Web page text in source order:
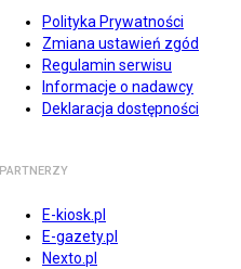
Polityka Prywatności
Zmiana ustawień zgód
Regulamin serwisu
Informacje o nadawcy
Deklaracja dostępności
PARTNERZY
E-kiosk.pl
E-gazety.pl
Nexto.pl